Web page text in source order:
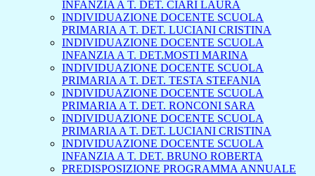
INFANZIA A T. DET. CIARI LAURA
INDIVIDUAZIONE DOCENTE SCUOLA
PRIMARIA A T. DET. LUCIANI CRISTINA
INDIVIDUAZIONE DOCENTE SCUOLA
INFANZIA A T. DET.MOSTI MARINA
INDIVIDUAZIONE DOCENTE SCUOLA
PRIMARIA A T. DET. TESTA STEFANIA
INDIVIDUAZIONE DOCENTE SCUOLA
PRIMARIA A T. DET. RONCONI SARA
INDIVIDUAZIONE DOCENTE SCUOLA
PRIMARIA A T. DET. LUCIANI CRISTINA
INDIVIDUAZIONE DOCENTE SCUOLA
INFANZIA A T. DET. BRUNO ROBERTA
PREDISPOSIZIONE PROGRAMMA ANNUALE